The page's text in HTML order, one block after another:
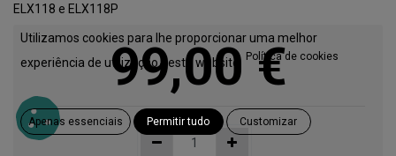
ELX118 e ELX118P
99,00€
Utilizamos cookies para lhe proporcionar uma melhor
experiência de utilização neste website. Política de cookies
Apenas essenciais Permitir tudo Customizar